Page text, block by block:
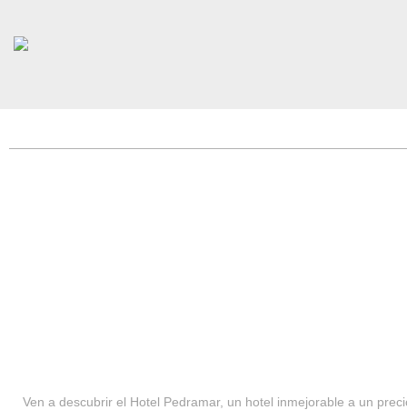
Ven a descubrir el Hotel Pedramar, un hotel inmejorable a un